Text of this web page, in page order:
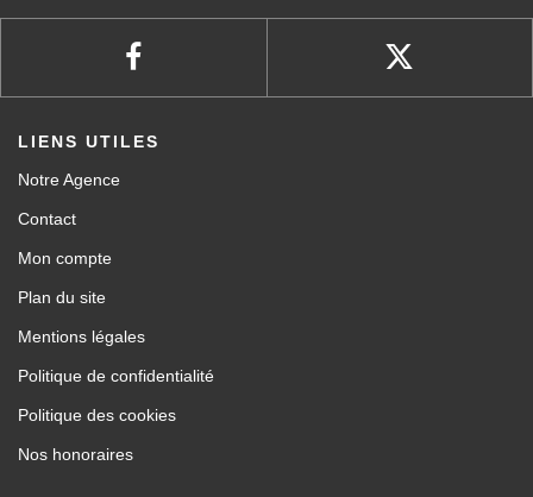
LIENS UTILES
Notre Agence
Contact
Mon compte
Plan du site
Mentions légales
Politique de confidentialité
Politique des cookies
Nos honoraires